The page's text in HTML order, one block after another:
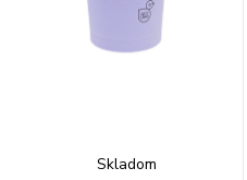
Skladom